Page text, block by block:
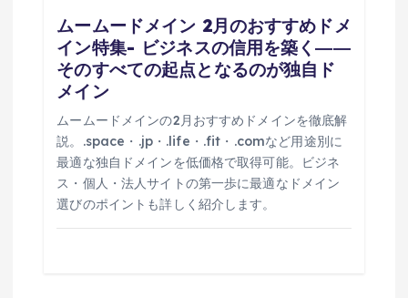
ムームードメイン 2月のおすすめドメ
イン特集- ビジネスの信用を築く――
そのすべての起点となるのが独自ド
メイン
ムームードメインの2月おすすめドメインを徹底解
説。.space・.jp・.life・.fit・.comなど用途別に
最適な独自ドメインを低価格で取得可能。ビジネ
ス・個人・法人サイトの第一歩に最適なドメイン
選びのポイントも詳しく紹介します。